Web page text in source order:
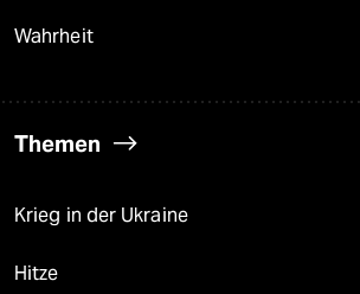
Wahrheit
Themen
Krieg in der Ukraine
Hitze